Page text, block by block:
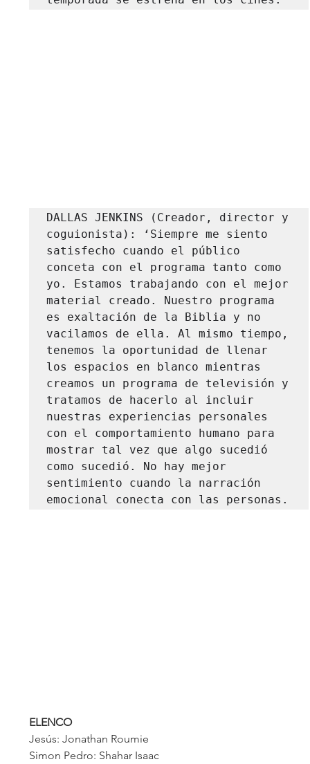
DALLAS JENKINS (Creador, director y
coguionista): ‘Siempre me siento
satisfecho cuando el público
conceta con el programa tanto como
yo. Estamos trabajando con el mejor
material creado. Nuestro programa
es exaltación de la Biblia y no
vacilamos de ella. Al mismo tiempo,
tenemos la oportunidad de llenar
los espacios en blanco mientras
creamos un programa de televisión y
tratamos de hacerlo al incluir
nuestras experiencias personales
con el comportamiento humano para
mostrar tal vez que algo sucedió
como sucedió. No hay mejor
sentimiento cuando la narración
emocional conecta con las personas.
ELENCO
Jesús: Jonathan Roumie
Simon Pedro: Shahar Isaac